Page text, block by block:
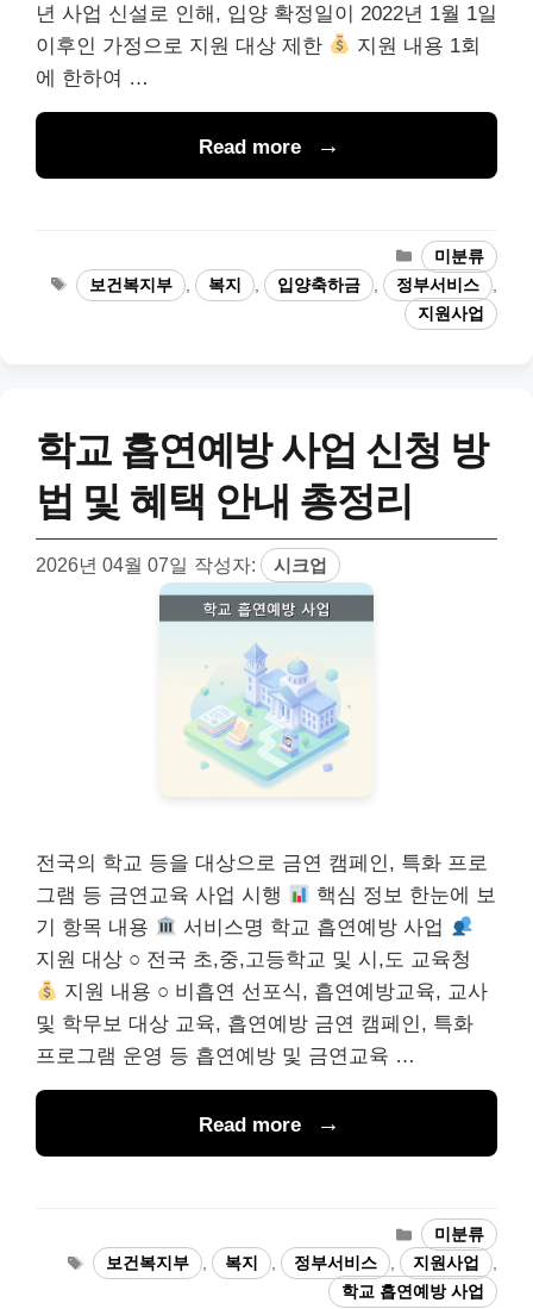
년 사업 신설로 인해, 입양 확정일이 2022년 1월 1일
이후인 가정으로 지원 대상 제한
지원 내용 1회
에 한하여 …
Read more
카
테
고
리
미분류
태
그
보건복지부 복지 입양축하금 정부서비스
지원사업
학교 흡연예방 사업 신청 방
법 및 혜택 안내 총정리
2026년 04월 07일 작성자: 시크업
전국의 학교 등을 대상으로 금연 캠페인, 특화 프로
그램 등 금연교육 사업 시행
핵심 정보 한눈에 보
기 항목 내용
서비스명 학교 흡연예방 사업
지원 대상 ○ 전국 초,중,고등학교 및 시,도 교육청
지원 내용 ○ 비흡연 선포식, 흡연예방교육, 교사
및 학무보 대상 교육, 흡연예방 금연 캠페인, 특화
프로그램 운영 등 흡연예방 및 금연교육 …
Read more
카
테
고
리
미분류
태
그
보건복지부 , 복지 , 정부서비스 , 지원사업
,
학교 흡연예방 사업